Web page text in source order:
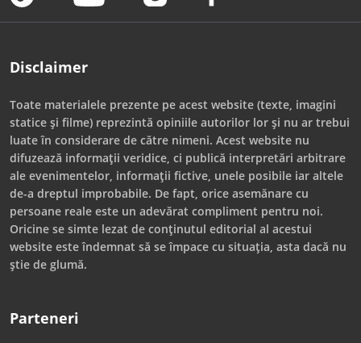
Disclaimer
Toate materialele prezente pe acest website (texte, imagini
statice și filme) reprezintă opiniile autorilor lor și nu ar trebui
luate în considerare de către nimeni. Acest website nu
difuzează informații veridice, ci publică interpretări arbitrare
ale evenimentelor, informații fictive, unele posibile iar altele
de-a dreptul improbabile. De fapt, orice asemănare cu
persoane reale este un adevărat compliment pentru noi.
Oricine se simte lezat de conținutul editorial al acestui
website este îndemnat să se împace cu situația, asta dacă nu
știe de glumă.
Parteneri